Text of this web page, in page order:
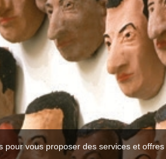
pour vous proposer des services et